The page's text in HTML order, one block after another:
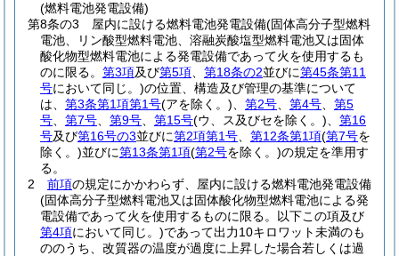
(燃料電池発電設備)
第8条の3
屋内に設ける燃料電池発電設備(固体高分子型燃料
電池、リン酸型燃料電池、溶融炭酸塩型燃料電池又は固体
酸化物型燃料電池による発電設備であって火を使用するも
のに限る。 第3項及び第5項 第18条の2並びに第45条第11
号において同じ。)の位置、構造及び管理の基準について
は、 第3条第1項第1号(アを除く。) 第2号 第4号
第5
号
第7号 第9号 第15号(ウ、ス及びセを除く。)
第16
号及び第16号の3並びに第2項第1号 第12条第1項(第7号を
除く。)並びに第13条第1項(第2号を除く。)の規定を準用す
る。
2
前項の規定にかかわらず、屋内に設ける燃料電池発電設備
(固体高分子型燃料電池又は固体酸化物型燃料電池による発
電設備であって火を使用するものに限る。以下この項及び
第4項において同じ。)であって出力10キロワット未満のも
ののうち、改質器の温度が過度に上昇した場合若しくは過